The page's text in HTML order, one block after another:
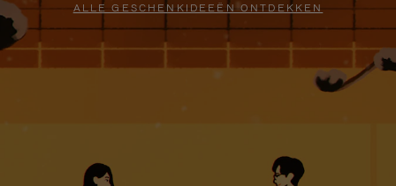
ALLE GESCHENKIDEEËN ONTDEKKEN